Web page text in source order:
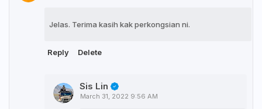
Jelas. Terima kasih kak perkongsian ni.
Reply Delete
Sis Lin
March 31, 2022 9:56 AM